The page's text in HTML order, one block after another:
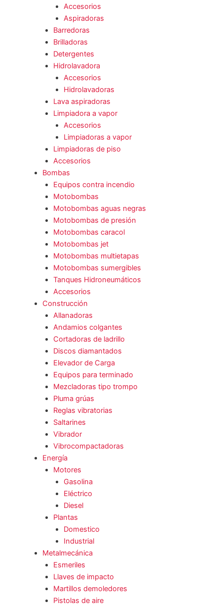
Accesorios
Aspiradoras
Barredoras
Brilladoras
Detergentes
Hidrolavadora
Accesorios
Hidrolavadoras
Lava aspiradoras
Limpiadora a vapor
Accesorios
Limpiadoras a vapor
Limpiadoras de piso
Accesorios
Bombas
Equipos contra incendio
Motobombas
Motobombas aguas negras
Motobombas de presión
Motobombas caracol
Motobombas jet
Motobombas multietapas
Motobombas sumergibles
Tanques Hidroneumáticos
Accesorios
Construcción
Allanadoras
Andamios colgantes
Cortadoras de ladrillo
Discos diamantados
Elevador de Carga
Equipos para terminado
Mezcladoras tipo trompo
Pluma grúas
Reglas vibratorias
Saltarines
Vibrador
Vibrocompactadoras
Energía
Motores
Gasolina
Eléctrico
Diesel
Plantas
Domestico
Industrial
Metalmecánica
Esmeriles
Llaves de impacto
Martillos demoledores
Pistolas de aire